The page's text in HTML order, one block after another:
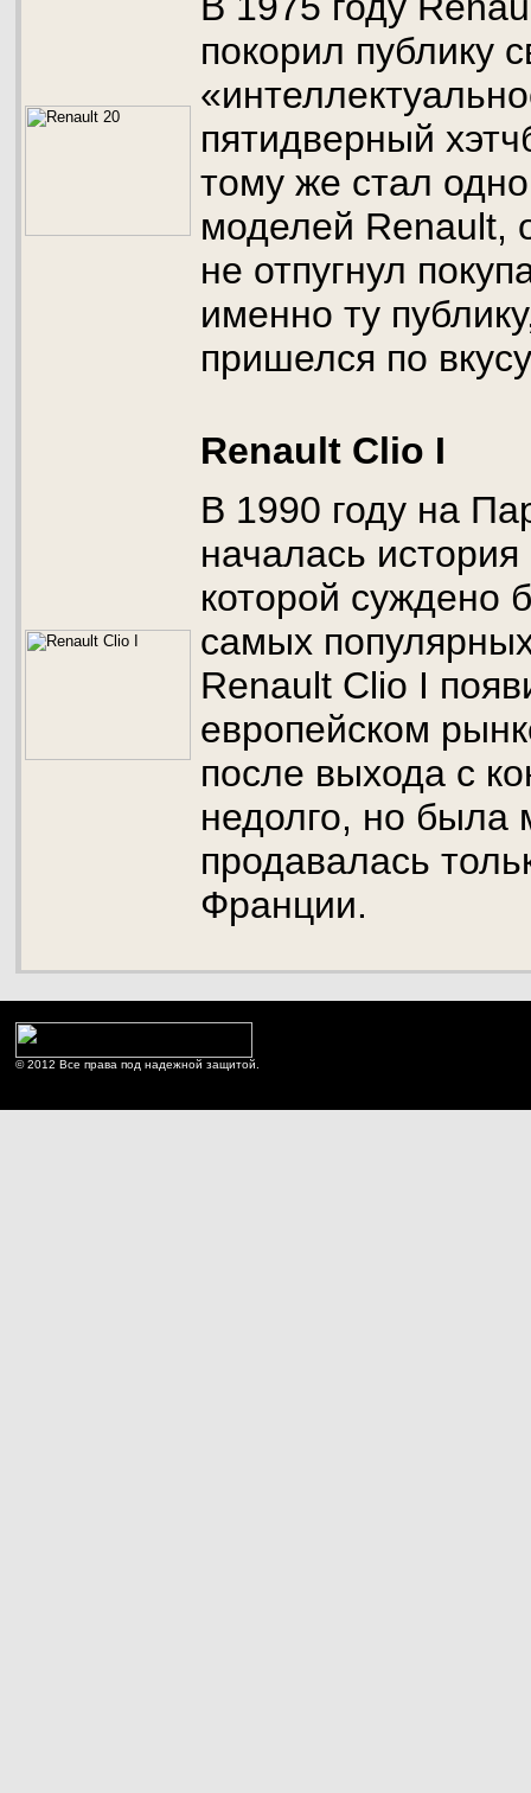
покорил публику
пятидверный
тому же стал
моделей Renault,
не отпугнул
именно ту
пришелся по
Renault Clio I
В 1990 году на
началась
которой суждено
самых
Renault Clio I
европейском
после выхода с
недолго, но была
продавалась
Франции.
© 2012 Все права под надежной защитой.